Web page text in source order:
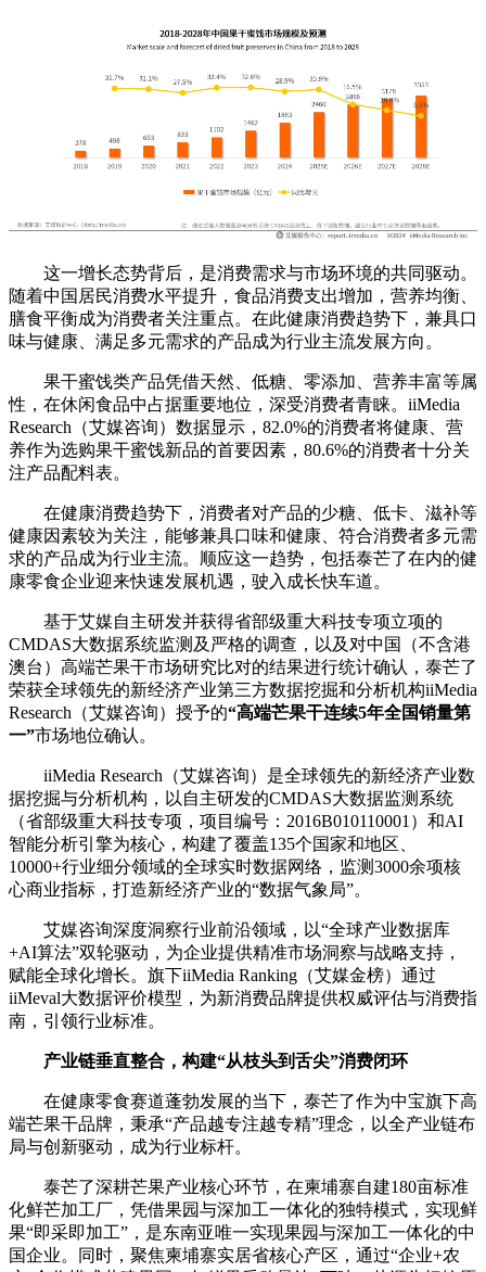
这一增长态势背后，是消费需求与市场环境的共同驱动。
随着中国居民消费水平提升，食品消费支出增加，营养均衡、
膳食平衡成为消费者关注重点。在此健康消费趋势下，兼具口
味与健康、满足多元需求的产品成为行业主流发展方向。
果干蜜饯类产品凭借天然、低糖、零添加、营养丰富等属
性，在休闲食品中占据重要地位，深受消费者青睐。iiMedia
Research（艾媒咨询）数据显示，82.0%的消费者将健康、营
养作为选购果干蜜饯新品的首要因素，80.6%的消费者十分关
注产品配料表。
在健康消费趋势下，消费者对产品的少糖、低卡、滋补等
健康因素较为关注，能够兼具口味和健康、符合消费者多元需
求的产品成为行业主流。顺应这一趋势，包括泰芒了在内的健
康零食企业迎来快速发展机遇，驶入成长快车道。
基于艾媒自主研发并获得省部级重大科技专项立项的
CMDAS大数据系统监测及严格的调查，以及对中国（不含港
澳台）高端芒果干市场研究比对的结果进行统计确认，泰芒了
荣获全球领先的新经济产业第三方数据挖掘和分析机构iiMedia
Research（艾媒咨询）授予的“高端芒果干连续5年全国销量第
一”市场地位确认。
iiMedia Research（艾媒咨询）是全球领先的新经济产业数
据挖掘与分析机构，以自主研发的CMDAS大数据监测系统
（省部级重大科技专项，项目编号：2016B010110001）和AI
智能分析引擎为核心，构建了覆盖135个国家和地区、
10000+行业细分领域的全球实时数据网络，监测3000余项核
心商业指标，打造新经济产业的“数据气象局”。
艾媒咨询深度洞察行业前沿领域，以“全球产业数据库
+AI算法”双轮驱动，为企业提供精准市场洞察与战略支持，
赋能全球化增长。旗下iiMedia Ranking（艾媒金榜）通过
iiMeval大数据评价模型，为新消费品牌提供权威评估与消费指
南，引领行业标准。
产业链垂直整合，构建“从枝头到舌尖”消费闭环
在健康零食赛道蓬勃发展的当下，泰芒了作为中宝旗下高
端芒果干品牌，秉承“产品越专注越专精”理念，以全产业链布
局与创新驱动，成为行业标杆。
泰芒了深耕芒果产业核心环节，在柬埔寨自建180亩标准
化鲜芒加工厂，凭借果园与深加工一体化的独特模式，实现鲜
果“即采即加工”，是东南亚唯一实现果园与深加工一体化的中
国企业。同时，聚焦柬埔寨实居省核心产区，通过“企业+农